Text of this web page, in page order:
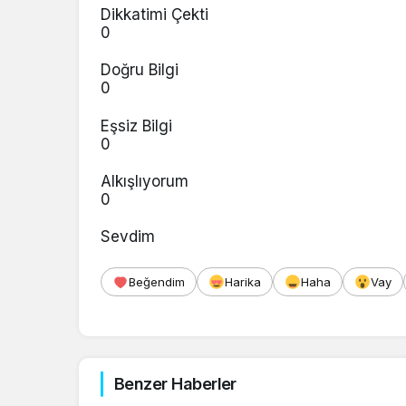
Dikkatimi Çekti
0
Doğru Bilgi
0
Eşsiz Bilgi
0
Alkışlıyorum
0
Sevdim
Beğendim Harika Haha Vay
Benzer Haberler